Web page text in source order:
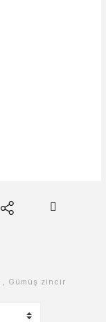
, Gümüş zincir